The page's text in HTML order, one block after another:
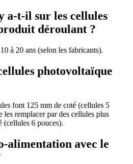
a-t-il sur les cellules
déroulant ?
à 20 ans (selon les fabricants).
photovoltaïque
font 125 mm de coté (cellules 5
les remplacer par des cellules plus
(cellules 6 pouces).
alimentation avec le